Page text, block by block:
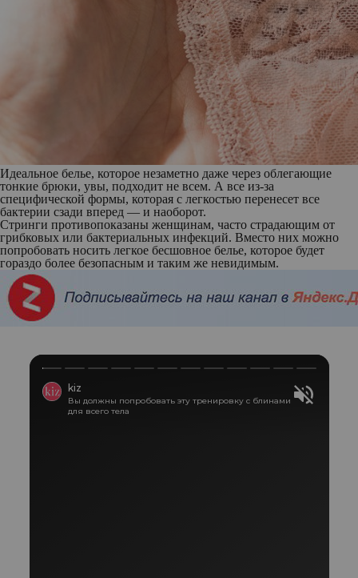
Идеальное белье, которое незаметно даже через облегающие
тонкие брюки, увы, подходит не всем. А все из-за
специфической формы, которая с легкостью перенесет все
бактерии сзади вперед — и наоборот.
Стринги противопоказаны женщинам, часто страдающим от
грибковых или бактериальных инфекций. Вместо них можно
попробовать носить легкое бесшовное белье, которое будет
гораздо более безопасным и таким же невидимым.